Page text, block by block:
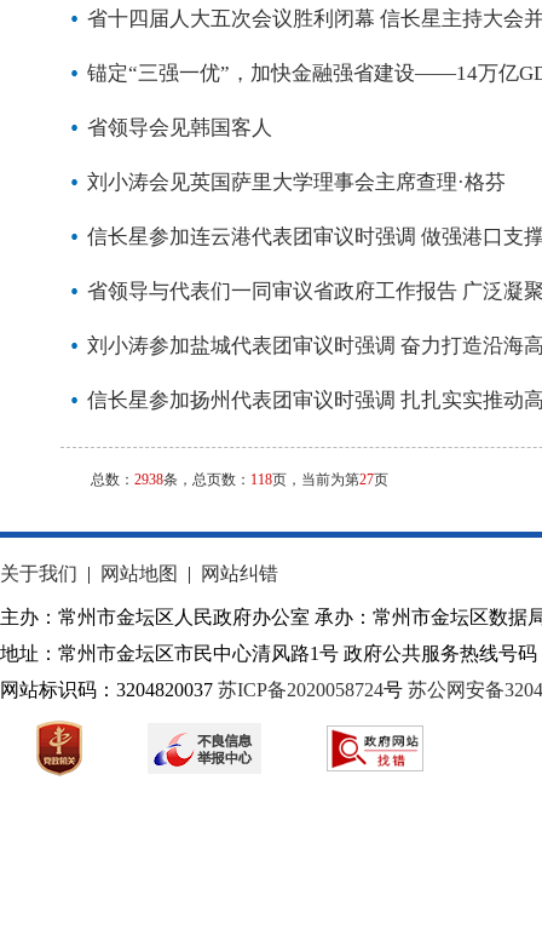
省十四届人大五次会议胜利闭幕 信长星主持大会
锚定“三强一优”，加快金融强省建设——14万亿
省领导会见韩国客人
刘小涛会见英国萨里大学理事会主席查理·格芬
信长星参加连云港代表团审议时强调 做强港口支
省领导与代表们一同审议省政府工作报告 广泛凝
刘小涛参加盐城代表团审议时强调 奋力打造沿海
信长星参加扬州代表团审议时强调 扎扎实实推动
总数： 2938条，总页数： 118页，当前为第27页
关于我们 | 网站地图 | 网站纠错
主办：常州市金坛区人民政府办公室 承办：常州市金坛区数据
地址：常州市金坛区市民中心清风路1号 政府公共服务热线号码
网站标识码：3204820037 苏ICP备2020058724号 苏公网安备